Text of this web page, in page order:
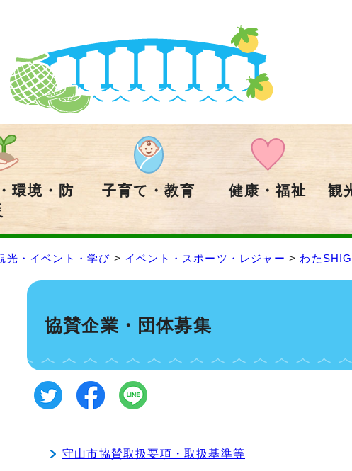
環境・防
子育て・教育 健康・福祉 観
光・イベント・学び > イベント・スポーツ・レジャー > わた
協賛企業・団体募集
守山市協賛取扱要項・取扱基準等